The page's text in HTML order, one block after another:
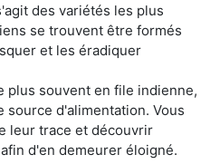
des variétés les plus
se trouvent être formés
et les éradiquer
plus souvent en file indienne,
source d'alimentation. Vous
leur trace et découvrir
d'en demeurer éloigné.